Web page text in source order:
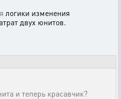
логики изменения
двух юнитов.
и теперь красавчик?